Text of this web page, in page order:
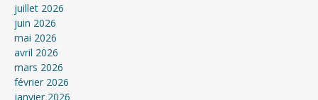
juillet 2026
juin 2026
mai 2026
avril 2026
mars 2026
février 2026
janvier 2026